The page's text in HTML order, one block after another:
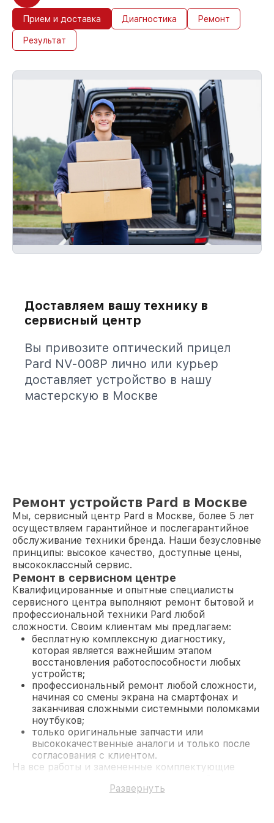
Прием и доставка Диагностика Ремонт
Результат
Доставляем вашу технику в
сервисный центр
Вы привозите оптический прицел
Pard NV-008P лично или курьер
доставляет устройство в нашу
мастерскую в Москве
Ремонт устройств Pard в Москве
Мы, сервисный центр Pard в Москве, более 5 лет
осуществляем гарантийное и послегарантийное
обслуживание техники бренда. Наши безусловные
принципы: высокое качество, доступные цены,
высококлассный сервис.
Ремонт в сервисном центре
Квалифицированные и опытные специалисты
сервисного центра выполняют ремонт бытовой и
профессиональной техники Pard любой
сложности. Своим клиентам мы предлагаем:
бесплатную комплексную диагностику,
которая является важнейшим этапом
восстановления работоспособности любых
устройств;
профессиональный ремонт любой сложности,
начиная со смены экрана на смартфонах и
заканчивая сложными системными поломками
ноутбуков;
только оригинальные запчасти или
высококачественные аналоги и только после
согласования с клиентом.
На все работы и замененные комплектующие
поломки по условиям гарантии, мы бесплатно
Развернуть